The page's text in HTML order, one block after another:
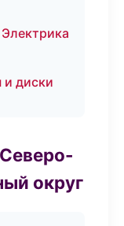
диски
округ